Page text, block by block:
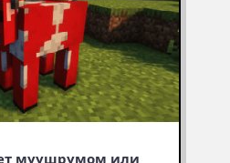
муушрумом или